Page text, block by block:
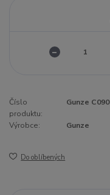
Číslo
produktu:
Gunze C090
Výrobce: Gunze
Do oblíbených